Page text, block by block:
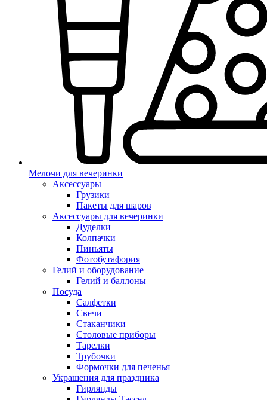
Мелочи для вечеринки
Аксессуары
Грузики
Пакеты для шаров
Аксессуары для вечеринки
Дуделки
Колпачки
Пиньяты
Фотобутафория
Гелий и оборудование
Гелий и баллоны
Посуда
Салфетки
Свечи
Стаканчики
Столовые приборы
Тарелки
Трубочки
Формочки для печенья
Украшения для праздника
Гирлянды